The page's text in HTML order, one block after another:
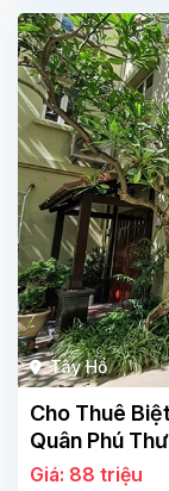
Tây Hồ
Cho Thuê
Quân Phú
Giá: 88 triệu